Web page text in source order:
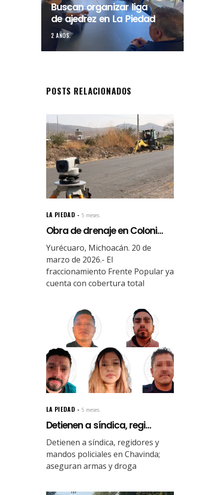
Buscan organizar liga
de ajedrez en La Piedad
2 AÑOS.
POSTS RELACIONADOS
LA PIEDAD 5 meses.
Obra de drenaje en Coloni...
Yurécuaro, Michoacán. 20 de
marzo de 2026.- El
fraccionamiento Frente Popular ya
cuenta con cobertura total
LA PIEDAD 5 meses.
Detienen a síndica, regi...
Detienen a síndica, regidores y
mandos policiales en Chavinda;
aseguran armas y droga